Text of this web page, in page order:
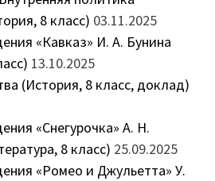
8 класс) 03.11.2025
«Кавказ» И. А. Бунина
13.10.2025
(История, 8 класс, доклад)
«Снегурочка» А. Н.
8 класс) 25.09.2025
«Ромео и Джульетта» У.